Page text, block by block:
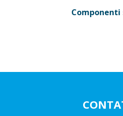
Componenti